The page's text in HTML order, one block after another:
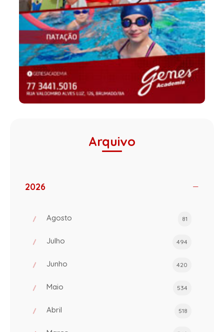
Arquivo
2026
Agosto 81
Julho 494
Junho 420
Maio 534
Abril 518